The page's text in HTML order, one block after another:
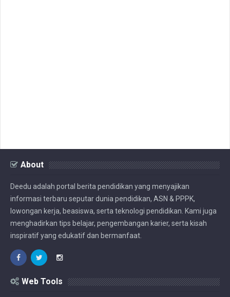
About
Deedu adalah portal berita pendidikan yang menyajikan
informasi terbaru seputar dunia pendidikan, ASN & PPPK,
lowongan kerja, beasiswa, serta teknologi pendidikan. Kami juga
menghadirkan tips belajar, pengembangan karier, serta kisah
inspiratif yang edukatif dan bermanfaat.
Web Tools